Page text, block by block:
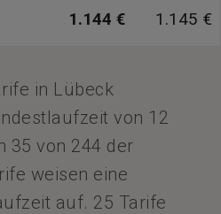
1.144 € 1.145 €
in Lübeck
von 12
35 von 244 der
weisen eine
auf. 25 Tarife